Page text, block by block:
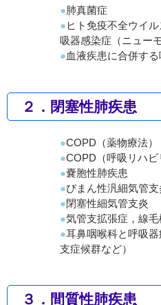
肺真菌症
ヒト免疫不全ウイ
吸器感染症（ニュー
血液疾患に合併す
２．閉塞性肺疾患
COPD（薬物療法）
COPD（呼吸リハビ
嚢胞性肺疾患
びまん性汎細気管支
閉塞性細気管支炎
気管支拡張症，線
耳鼻咽喉科と呼吸
支症候群など）
３．間質性肺疾患